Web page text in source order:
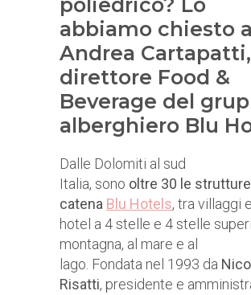
poliedrico? Lo
abbiamo chiesto
Andrea Cartapatti,
direttore Food &
Beverage del
alberghiero Blu
Dalle Dolomiti al sud
Italia, sono oltre 30 le
catena Blu Hotels, tra villaggi e
hotel a 4 stelle e 4 stelle
montagna, al mare e al
lago. Fondata nel 1993 da
Risatti, presidente e